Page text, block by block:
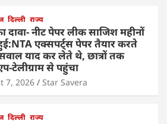
दिल्ली राज्य
दावा- नीट पेपर लीक साजिश महीनों
एक्सपर्ट्स पेपर तैयार करते
याद कर लेते थे, छात्रों तक
टेलीग्राम से पहुंचा
7, 2026 Star Savera
दिल्ली राज्य